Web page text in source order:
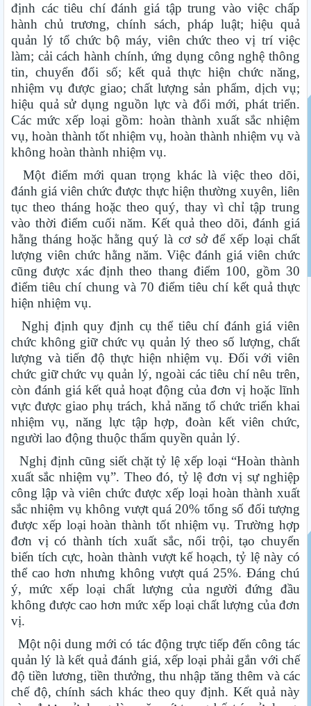
định các tiêu chí đánh giá tập trung vào việc chấp
hành chủ trương, chính sách, pháp luật; hiệu quả
quản lý tổ chức bộ máy, viên chức theo vị trí việc
làm; cải cách hành chính, ứng dụng công nghệ thông
tin, chuyển đổi số; kết quả thực hiện chức năng,
nhiệm vụ được giao; chất lượng sản phẩm, dịch vụ;
hiệu quả sử dụng nguồn lực và đổi mới, phát triển.
Các mức xếp loại gồm: hoàn thành xuất sắc nhiệm
vụ, hoàn thành tốt nhiệm vụ, hoàn thành nhiệm vụ và
không hoàn thành nhiệm vụ.
Một điểm mới quan trọng khác là việc theo dõi,
đánh giá viên chức được thực hiện thường xuyên, liên
tục theo tháng hoặc theo quý, thay vì chỉ tập trung
vào thời điểm cuối năm. Kết quả theo dõi, đánh giá
hằng tháng hoặc hằng quý là cơ sở để xếp loại chất
lượng viên chức hằng năm. Việc đánh giá viên chức
cũng được xác định theo thang điểm 100, gồm 30
điểm tiêu chí chung và 70 điểm tiêu chí kết quả thực
hiện nhiệm vụ.
Nghị định quy định cụ thể tiêu chí đánh giá viên
chức không giữ chức vụ quản lý theo số lượng, chất
lượng và tiến độ thực hiện nhiệm vụ. Đối với viên
chức giữ chức vụ quản lý, ngoài các tiêu chí nêu trên,
còn đánh giá kết quả hoạt động của đơn vị hoặc lĩnh
vực được giao phụ trách, khả năng tổ chức triển khai
nhiệm vụ, năng lực tập hợp, đoàn kết viên chức,
người lao động thuộc thẩm quyền quản lý.
Nghị định cũng siết chặt tỷ lệ xếp loại “Hoàn thành
xuất sắc nhiệm vụ”. Theo đó, tỷ lệ đơn vị sự nghiệp
công lập và viên chức được xếp loại hoàn thành xuất
sắc nhiệm vụ không vượt quá 20% tổng số đối tượng
được xếp loại hoàn thành tốt nhiệm vụ. Trường hợp
đơn vị có thành tích xuất sắc, nổi trội, tạo chuyển
biến tích cực, hoàn thành vượt kế hoạch, tỷ lệ này có
thể cao hơn nhưng không vượt quá 25%. Đáng chú
ý, mức xếp loại chất lượng của người đứng đầu
không được cao hơn mức xếp loại chất lượng của đơn
vị.
Một nội dung mới có tác động trực tiếp đến công tác
quản lý là kết quả đánh giá, xếp loại phải gắn với chế
độ tiền lương, tiền thưởng, thu nhập tăng thêm và các
chế độ, chính sách khác theo quy định. Kết quả này